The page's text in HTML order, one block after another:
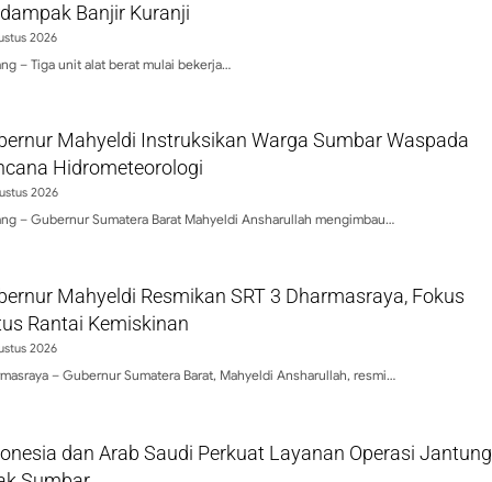
Banjir Kuranji
2026
– Tiga unit alat berat mulai bekerja…
Mahyeldi Instruksikan Warga Sumbar Waspada
Hidrometeorologi
2026
– Gubernur Sumatera Barat Mahyeldi Ansharullah mengimbau…
Mahyeldi Resmikan SRT 3 Dharmasraya, Fokus
Rantai Kemiskinan
2026
– Gubernur Sumatera Barat, Mahyeldi Ansharullah, resmi…
dan Arab Saudi Perkuat Layanan Operasi Jantung